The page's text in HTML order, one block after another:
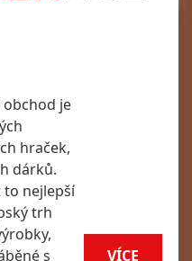
je
hraček,
dárků.
to nejlepší
trh
s
VÍCE